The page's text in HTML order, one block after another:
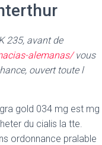
235, avant de
alemanas/vous
ouvert toute l
gold 034 mg est mg
du cialis la tte.
ordonnance pralable